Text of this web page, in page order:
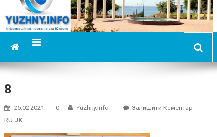
8
25.02.2021 0 Yuzhny.info Залишити КоментарOn
RU UK